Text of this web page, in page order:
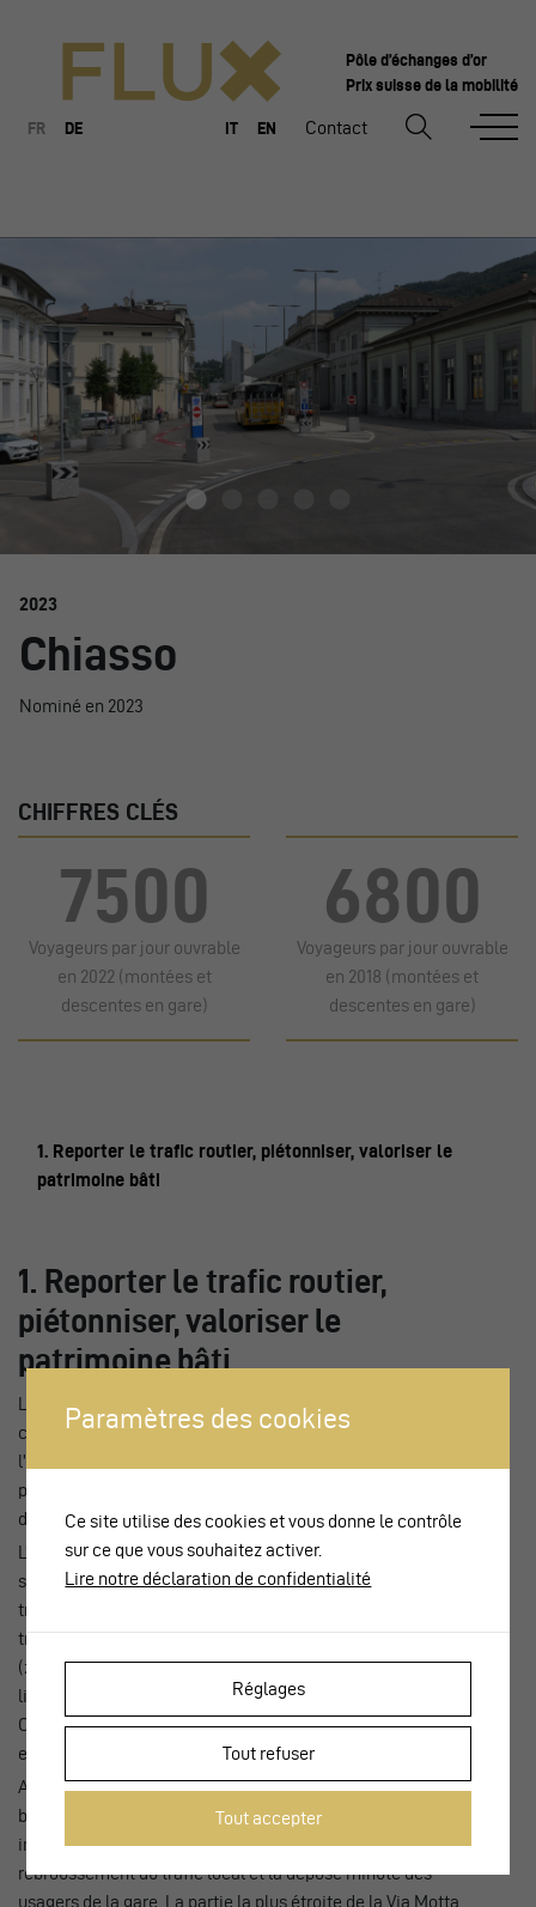
Pôle d’échanges d’or
Prix suisse de la mobilité
FR DE IT EN Contact
2023
Chiasso
Nominé en 2023
CHIFFRES CLÉS
7500
Voyageurs par jour ouvrable
en 2022 (montées et
descentes en gare)
6800
Voyageurs par jour ouvrable
en 2018 (montées et
descentes en gare)
1. Reporter le trafic routier, piétonniser, valoriser le
patrimoine bâti
1. Reporter le trafic routier,
piétonniser, valoriser le
patrimoine bâti
Le centre-ville de Chiasso occupe une situation très
contrainte, en bordure immédiate de la frontière avec
l’Italie à l’est, bloquée par le domaine ferroviaire au sud, et
par l’autoroute au nord. Dans ce contexte, la réorganisation
du secteur de la gare est une prouesse.
L’idée de supprimer le trafic de transit devant la gare trouve
son impulsion dans l’étude de faisabilité de 2004, mais les
travaux se sont déroulés entre 2019 et 2022. Aujourd’hui le
tronçon de la Via Motta devant la gare est «fermé» au trafic
(zone de rencontre) et réservé aux transports publics, taxis,
livraisons, cyclistes et piétons. Le report de trafic sur la Via
Como qui longe l’autoroute a été rendu possible notamment
en raison de la pose de murs antibruit.
Avec cette réorganisation des circulations, la rue devant le
bâtiment de la gare est devenue le pôle d’échange
intermodal. Un giratoire à chaque extrémité permet le
rebroussement du trafic local et la dépose minute des
usagers de la gare. La partie la plus étroite de la Via Motta
Paramètres des cookies
Ce site utilise des cookies et vous donne le contrôle
sur ce que vous souhaitez activer.
Lire notre déclaration de confidentialité
Réglages
Tout refuser
Tout accepter